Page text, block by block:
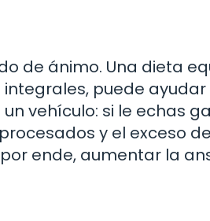
de ánimo. Una dieta
puede
vehículo: si le echas
y el exceso
ende, aumentar la